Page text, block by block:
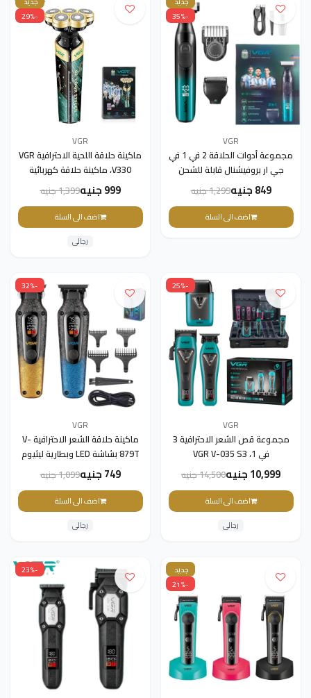
-35%
VGR
مجموعة أدوات الحلاقة 2 في 1 في
جي ار بروفيشنال قابلة للشحن
للاستعمال الرطب والجاف، V-361
849 جنيه 1,299 جنيه
اضف الى السلة
-29%
VGR
ماكينة حلاقة اللحية الاحترافية VGR
V330، ماكينة حلاقة كهربائية
الشعر
999 جنيه 1,399 جنيه
اضف الى السلة
رجالى
-25%
VGR
مجموعة قص الشعر الاحترافية 3
في 1، VGR V-035 S3
10,999 جنيه 14,500 جنيه
اضف الى السلة
رجالى
-32%
VGR
ماكينة حلاقة الشعر الاحترافية V-
879T بشاشة LED وبطارية ليثيوم
1500mAh ومحرك 7500 دورة في
الدقيقة وشفرة سيراميك
749 جنيه 1,099 جنيه
اضف الى السلة
رجالى
جديد
-21%
-23%